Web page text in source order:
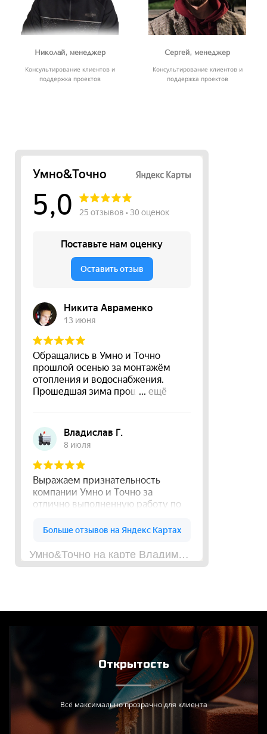
Николай, менеджер
Консультирование клиентов и
поддержка проектов
Сергей, менеджер
Консультирование клиентов и
поддержка проектов
Умно&Точно на карте Владимирской области — Яндекс Карты
Открытость
Всё максимально прозрачно для клиента